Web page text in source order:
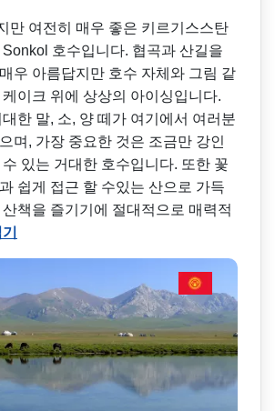
만 여전히 매우 좋은 키르기스스탄
호수입니다. 협곡과 산길을
우 아름답지만 호수 자체와 그림 같
이크 위에 상상의 아이싱입니다.
한 말, 소, 양 떼가 여기에서 여러분
며, 가장 중요한 것은 조금만 강인
있는 거대한 호수입니다. 또한 꽃
쉽게 접근 할 수있는 산으로 가득
책을 즐기기에 절대적으로 매력적